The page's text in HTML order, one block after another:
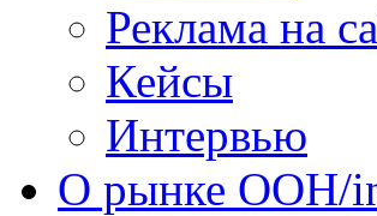
Реклама на
Кейсы
Интервью
О рынке OOH/